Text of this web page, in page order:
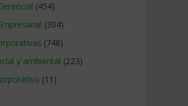
(454)
(304)
(748)
y ambiental (223)
(11)